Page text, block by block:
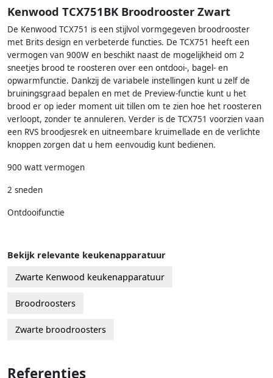
Kenwood TCX751BK Broodrooster Zwart
De Kenwood TCX751 is een stijlvol vormgegeven broodrooster
met Brits design en verbeterde functies. De TCX751 heeft een
vermogen van 900W en beschikt naast de mogelijkheid om 2
sneetjes brood te roosteren over een ontdooi-, bagel- en
opwarmfunctie. Dankzij de variabele instellingen kunt u zelf de
bruiningsgraad bepalen en met de Preview-functie kunt u het
brood er op ieder moment uit tillen om te zien hoe het roosteren
verloopt, zonder te annuleren. Verder is de TCX751 voorzien vaan
een RVS broodjesrek en uitneembare kruimellade en de verlichte
knoppen zorgen dat u hem eenvoudig kunt bedienen.
900 watt vermogen
2 sneden
Ontdooifunctie
Bekijk relevante keukenapparatuur
Zwarte Kenwood keukenapparatuur
Broodroosters
Zwarte broodroosters
Referenties